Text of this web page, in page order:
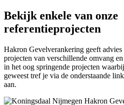
Bekijk enkele van onze
referentieprojecten
Hakron Gevelverankering geeft
projecten van verschillende omvang
in het oog springende projecten
geweest tref je via de onderstaande
aan.